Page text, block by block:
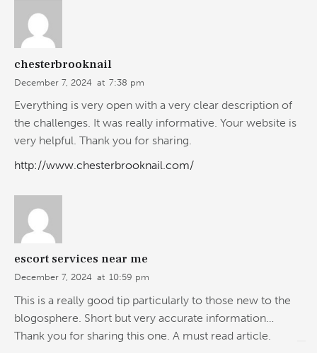
chesterbrooknail
December 7, 2024 at 7:38 pm
Everything is very open with a very clear description of
the challenges. It was really informative. Your website is
very helpful. Thank you for sharing.
http://www.chesterbrooknail.com/
escort services near me
December 7, 2024 at 10:59 pm
This is a really good tip particularly to those new to the
blogosphere. Short but very accurate information…
Thank you for sharing this one. A must read article.